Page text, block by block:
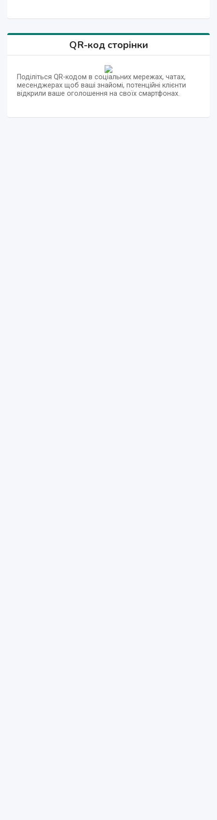
QR-код сторінки
Поділіться QR-кодом в соціальних мережах, чатах,
месенджерах щоб ваші знайомі, потенційні клієнти
відкрили ваше оголошення на своїх смартфонах.